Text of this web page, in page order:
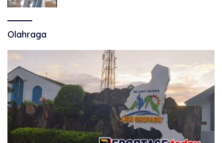
Olahraga